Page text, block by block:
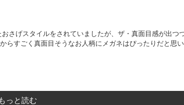
さげスタイルをされていましたが、ザ・真面目感が出つ
らすごく真面目そうなお人柄にメガネはぴったりだと思
っと読む